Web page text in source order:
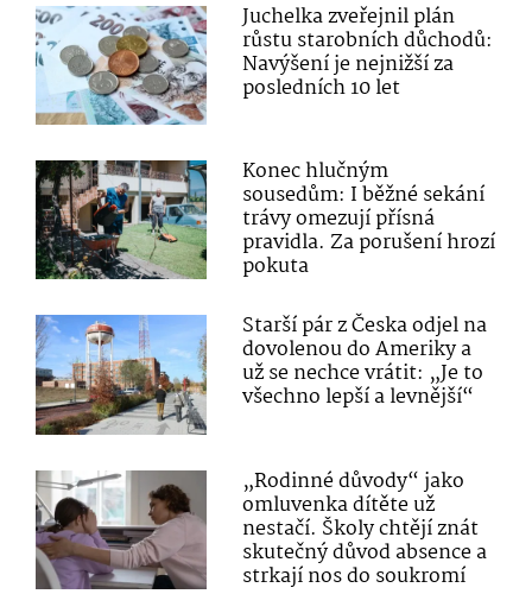
Juchelka zveřejnil plán
růstu starobních důchodů:
Navýšení je nejnižší za
posledních 10 let
Konec hlučným
sousedům: I běžné sekání
trávy omezují přísná
pravidla. Za porušení hrozí
pokuta
Starší pár z Česka odjel na
dovolenou do Ameriky a
už se nechce vrátit: „Je to
všechno lepší a levnější“
„Rodinné důvody“ jako
omluvenka dítěte už
nestačí. Školy chtějí znát
skutečný důvod absence a
strkají nos do soukromí